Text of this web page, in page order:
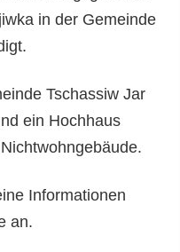
in der Gemeinde
Tschassiw Jar
ein Hochhaus
Informationen
an.